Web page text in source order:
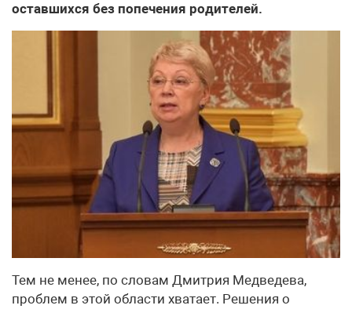
оставшихся без попечения родителей.
Тем не менее, по словам Дмитрия Медведева,
проблем в этой области хватает. Решения о